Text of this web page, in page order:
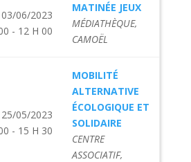
03/06/2023
- 12 H 00
MATINÉE JEUX
MÉDIATHÈQUE,
CAMOËL
25/05/2023
- 15 H 30
MOBILITÉ
ALTERNATIVE
ÉCOLOGIQUE ET
SOLIDAIRE
CENTRE
ASSOCIATIF,